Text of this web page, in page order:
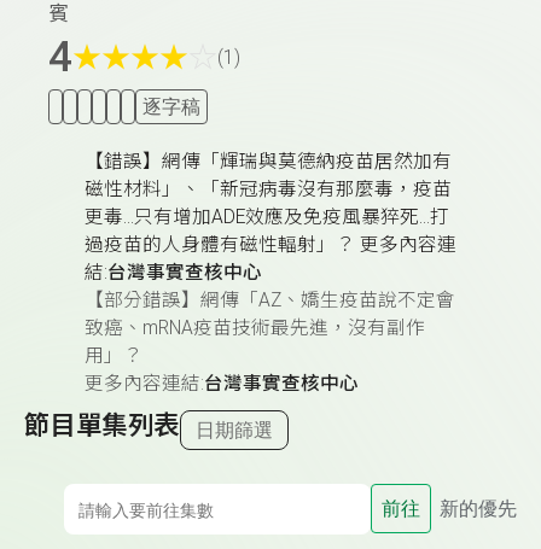
賓
4★★★★ (1)
逐字稿
【錯誤】網傳「輝瑞與莫德納疫苗居然加有
磁性材料」、「新冠病毒沒有那麼毒，疫苗
更毒...只有增加ADE效應及免疫風暴猝死...打
過疫苗的人身體有磁性輻射」？ 更多內容連
結:台灣事實查核中心
【部分錯誤】網傳「AZ、嬌生疫苗說不定會
致癌、mRNA疫苗技術最先進，沒有副作
用」？
更多內容連結:台灣事實查核中心
節目單集列表 日期篩選
前往 新的優先